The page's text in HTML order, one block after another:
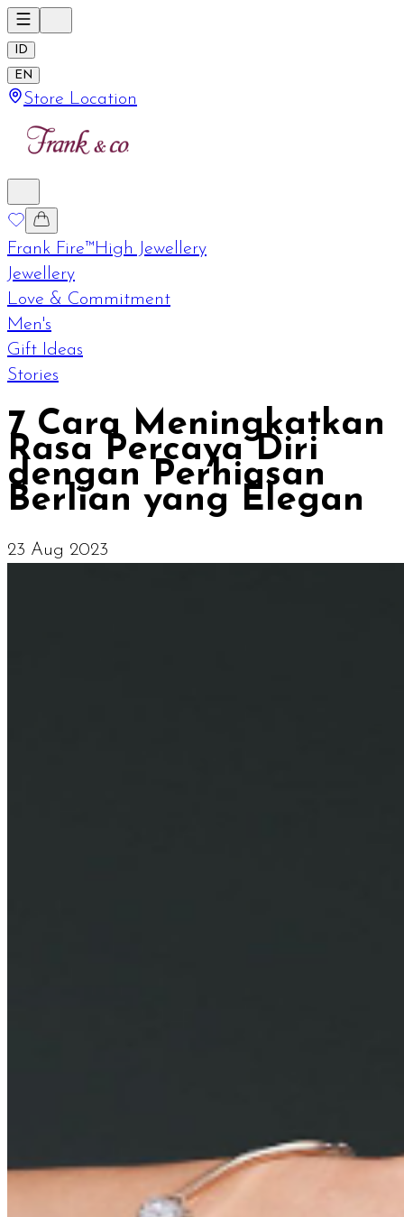
ID
EN
Store Location
Frank Fire™High Jewellery
Jewellery
Love & Commitment
Men's
Gift Ideas
Stories
7 Cara Meningkatkan
Rasa Percaya Diri
dengan Perhiasan
Berlian yang Elegan
23 Aug 2023